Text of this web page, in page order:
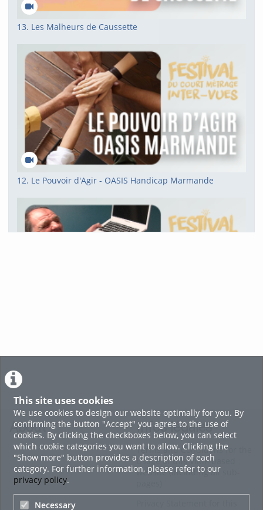
This site uses cookies
We use cookies to design our website optimally for you. By
confirming the button "Accept" you agree to the use of
cookies. By clicking the checkboxes below, you can select
which cookie categories you want to allow. Clicking the
"Show more" button provides a description of each
category. For further information, please refer to our
privacy policy.
Necessary
13. Les Malheurs de Caussette
12. Le Pouvoir d'Agir - OASIS Handicap Marmande
voir tout
About Infos légales
Terms and Conditions for the
Usage of this ViMP based
website (including all sub-